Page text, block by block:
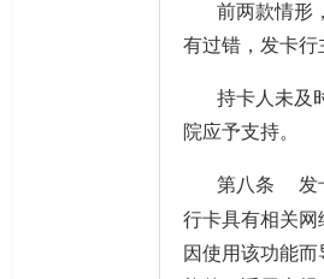
前两款情形
有过错，发卡
持卡人未及
院应予支持。
第八条
发
行卡具有相关
因使用该功能